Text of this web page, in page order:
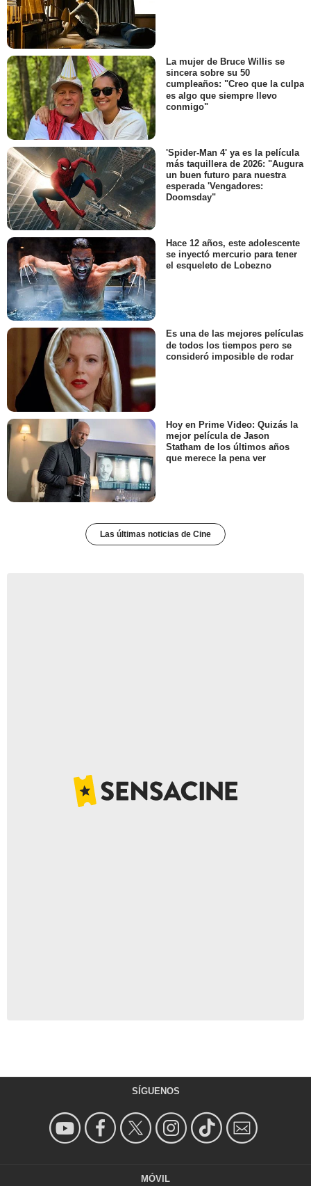
La mujer de Bruce Willis se
sincera sobre su 50
cumpleaños: "Creo que la culpa
es algo que siempre llevo
conmigo"
'Spider-Man 4' ya es la película
más taquillera de 2026: "Augura
un buen futuro para nuestra
esperada 'Vengadores:
Doomsday"
Hace 12 años, este adolescente
se inyectó mercurio para tener
el esqueleto de Lobezno
Es una de las mejores películas
de todos los tiempos pero se
consideró imposible de rodar
Hoy en Prime Video: Quizás la
mejor película de Jason
Statham de los últimos años
que merece la pena ver
Las últimas noticias de Cine
SÍGUENOS
MÓVIL